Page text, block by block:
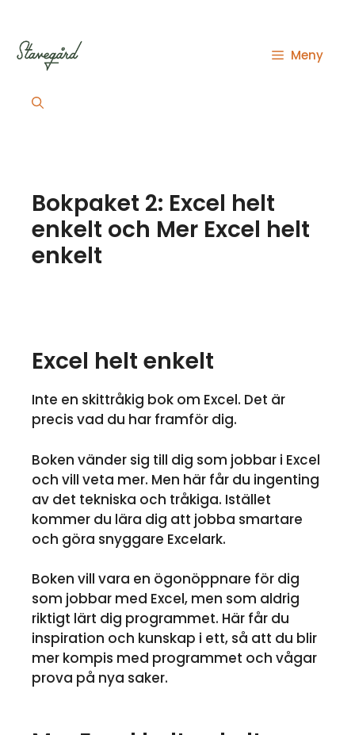
innehåll
Meny
Bokpaket 2: Excel helt
enkelt och Mer Excel helt
enkelt
Excel helt enkelt
Inte en skittråkig bok om Excel. Det är
precis vad du har framför dig.
Boken vänder sig till dig som jobbar i Excel
och vill veta mer. Men här får du ingenting
av det tekniska och tråkiga. Istället
kommer du lära dig att jobba smartare
och göra snyggare Excelark.
Boken vill vara en ögonöppnare för dig
som jobbar med Excel, men som aldrig
riktigt lärt dig programmet. Här får du
inspiration och kunskap i ett, så att du blir
mer kompis med programmet och vågar
prova på nya saker.